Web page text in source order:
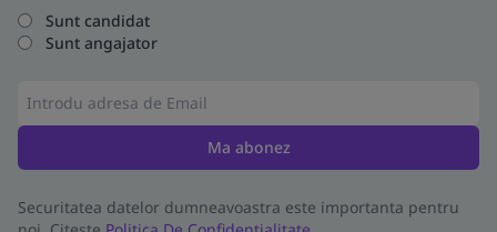
Sunt candidat
Sunt angajator
Ma abonez
Securitatea datelor dumneavoastra este importanta pentru